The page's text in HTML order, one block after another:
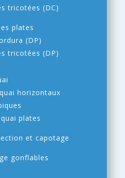
tricotées (DC)
plates
(DP)
tricotées (DP)
horizontaux
plates
et capotage
gonflables